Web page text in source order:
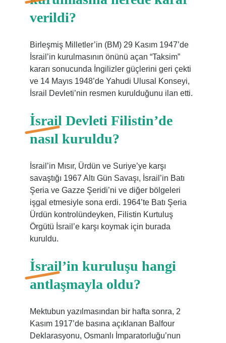
verildi?
Birleşmiş Milletler’in (BM) 29 Kasım 1947’de
İsrail’in kurulmasının önünü açan “Taksim”
kararı sonucunda İngilizler güçlerini geri çekti
ve 14 Mayıs 1948’de Yahudi Ulusal Konseyi,
İsrail Devleti’nin resmen kurulduğunu ilan etti.
İsrail Devleti Filistin’de
nasıl kuruldu?
İsrail’in Mısır, Ürdün ve Suriye’ye karşı
savaştığı 1967 Altı Gün Savaşı, İsrail’in Batı
Şeria ve Gazze Şeridi’ni ve diğer bölgeleri
işgal etmesiyle sona erdi. 1964’te Batı Şeria
Ürdün kontrolündeyken, Filistin Kurtuluş
Örgütü İsrail’e karşı koymak için burada
kuruldu.
İsrail’in kuruluşu hangi
antlaşmayla oldu?
Mektubun yazılmasından bir hafta sonra, 2
Kasım 1917’de basına açıklanan Balfour
Deklarasyonu, Osmanlı İmparatorluğu’nun